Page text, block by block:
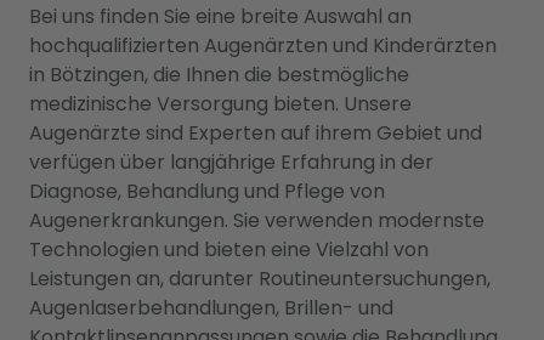
Bei uns finden Sie eine breite Auswahl an
hochqualifizierten Augenärzten und Kinderärzten
in Bötzingen, die Ihnen die bestmögliche
medizinische Versorgung bieten. Unsere
Augenärzte sind Experten auf ihrem Gebiet und
verfügen über langjährige Erfahrung in der
Diagnose, Behandlung und Pflege von
Augenerkrankungen. Sie verwenden modernste
Technologien und bieten eine Vielzahl von
Leistungen an, darunter Routineuntersuchungen,
Augenlaserbehandlungen, Brillen- und